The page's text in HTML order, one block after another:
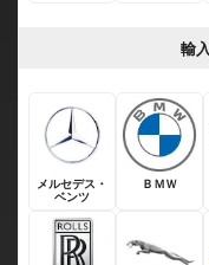
輸
メルセデス・
ベンツ
ＢＭＷ